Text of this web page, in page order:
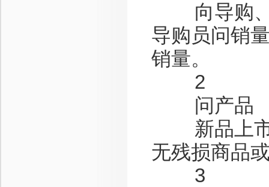
向导购、
导购员问销
销量。
2
问产品
新品上市
无残损商品
3